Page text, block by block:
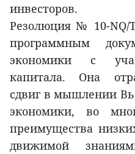
инвесторов.
Резолюция № 10-NQ/
программным
экономики с
капитала. Она
сдвиг в мышлении
экономики, во
преимущества
движимой